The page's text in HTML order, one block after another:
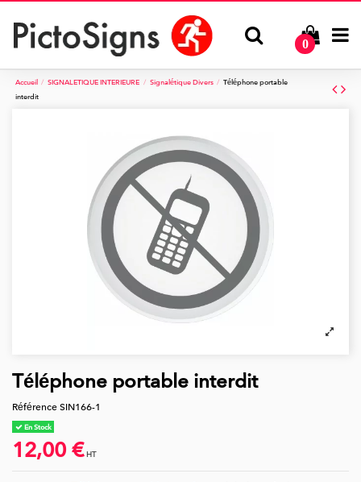
0
Accueil SIGNALETIQUE INTERIEURE Signalétique Divers
Téléphone portable
interdit
Téléphone portable interdit
Référence SIN166-1
En Stock
12,00 € HT